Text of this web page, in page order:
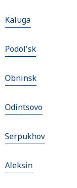
Kaluga
Podol'sk
Obninsk
Odintsovo
Serpukhov
Aleksin